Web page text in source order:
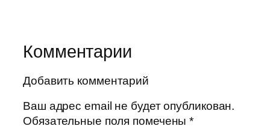
Комментарии
Добавить комментарий
Ваш адрес email не будет опубликован.
Обязательные поля помечены*